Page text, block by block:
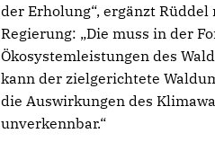
der Erholung“, ergänzt
Regierung: „Die muss in der
Ökosystemleistungen des
kann der zielgerichtete
die Auswirkungen des
unverkennbar.“